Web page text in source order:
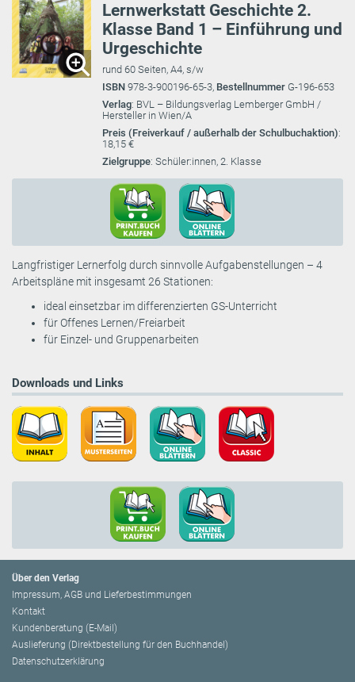
Lernwerkstatt Geschichte 2.
Klasse Band 1 – Einführung und
Urgeschichte
rund 60 Seiten, A4, s/w
ISBN 978-3-900196-65-3, Bestellnummer G-196-653
Verlag: BVL – Bildungsverlag Lemberger GmbH /
Hersteller in Wien/A
Preis (Freiverkauf / außerhalb der Schulbuchaktion):
18,15 €
Zielgruppe: Schüler:innen, 2. Klasse
Langfristiger Lernerfolg durch sinnvolle Aufgabenstellungen – 4
Arbeitspläne mit insgesamt 26 Stationen:
ideal einsetzbar im differenzierten GS-Unterricht
für Offenes Lernen/Freiarbeit
für Einzel- und Gruppenarbeiten
Downloads und Links
Über den Verlag
Impressum, AGB und Lieferbestimmungen
Kontakt
Kundenberatung (E-Mail)
Auslieferung (Direktbestellung für den Buchhandel)
Datenschutzerklärung